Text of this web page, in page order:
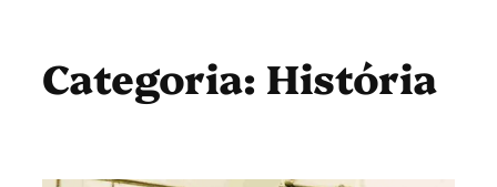
Categoria: História